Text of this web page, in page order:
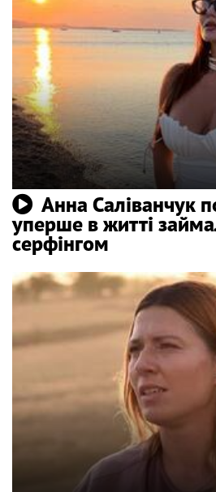
Анна Саліванчук
уперше в житті
серфінгом